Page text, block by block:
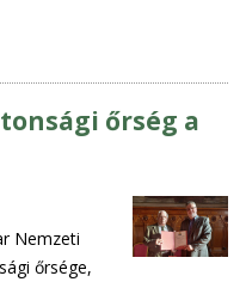
őrség a
Nemzeti
őrsége,